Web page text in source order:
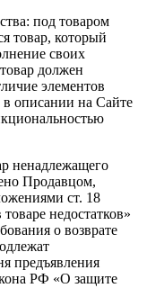
под товаром
товар, который
своих
должен
элементов
описании на Сайте
ненадлежащего
Продавцом,
ст. 18
недостатков»
о возврате
предъявления
РФ «О защите